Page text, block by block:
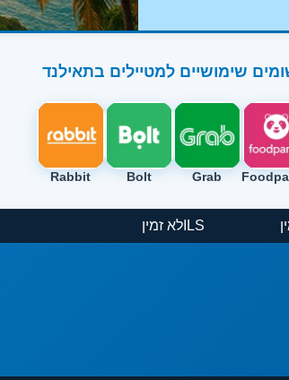
שימושיים למטיילים בתאילנד
Grab
Bolt
Rabbit
ILS